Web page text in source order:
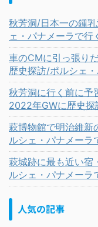
秋芳洞/日本一の鍾
ェ・パナメーラで行
車のCMに引っ張り
歴史探訪/ポルシェ
秋芳洞に行く前に予
2022年GWに歴史探
萩博物館で明治維
ルシェ・パナメーラ
萩城跡に最も近い
ルシェ・パナメーラ
人気の記事